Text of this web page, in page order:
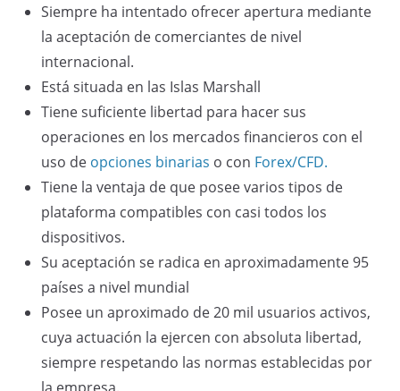
Siempre ha intentado ofrecer apertura mediante
la aceptación de comerciantes de nivel
internacional.
Está situada en las Islas Marshall
Tiene suficiente libertad para hacer sus
operaciones en los mercados financieros con el
uso de opciones binarias o con Forex/CFD.
Tiene la ventaja de que posee varios tipos de
plataforma compatibles con casi todos los
dispositivos.
Su aceptación se radica en aproximadamente 95
países a nivel mundial
Posee un aproximado de 20 mil usuarios activos,
cuya actuación la ejercen con absoluta libertad,
siempre respetando las normas establecidas por